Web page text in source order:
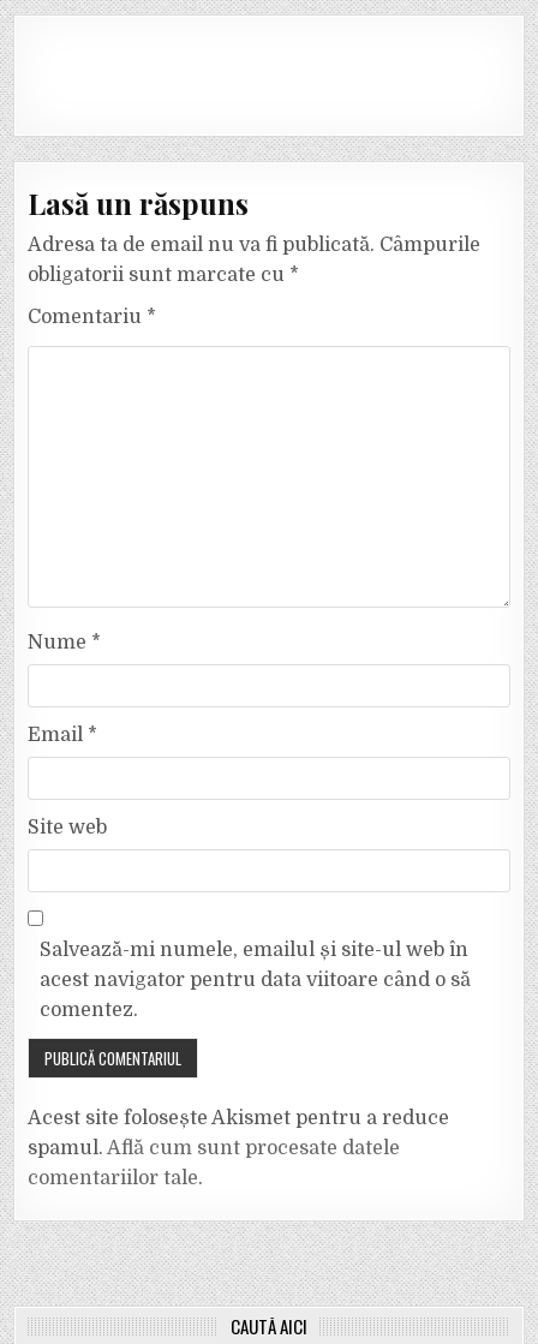
Lasă un răspuns
Adresa ta de email nu va fi publicată. Câmpurile
obligatorii sunt marcate cu *
Comentariu *
Nume *
Email *
Site web
Salvează-mi numele, emailul și site-ul web în
acest navigator pentru data viitoare când o să
comentez.
Acest site folosește Akismet pentru a reduce
spamul.Află cum sunt procesate datele
comentariilor tale.
CAUTĂ AICI